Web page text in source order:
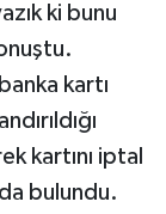
ki bunu
kartı
kartını iptal
bulundu.